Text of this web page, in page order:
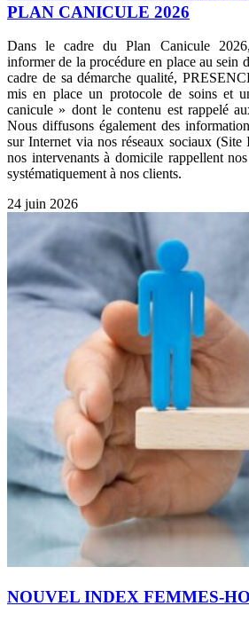
PLAN CANICULE 2026
Dans le cadre du Plan Canicule
informer de la procédure en place au sein
cadre de sa démarche qualité,
mis en place un protocole de soins et
canicule » dont le contenu est rappelé
Nous diffusons également des
sur Internet via nos réseaux sociaux
nos intervenants à domicile rappellent
systématiquement à nos clients.
24 juin 2026
NOUVEL INDEX FEMMES-